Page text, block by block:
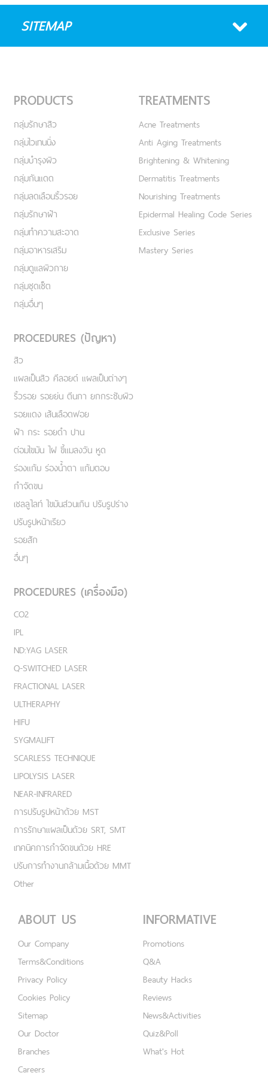
SITEMAP
PRODUCTS
กลุ่มรักษาสิว
กลุ่มไวเทนนิ่ง
กลุ่มบำรุงผิว
กลุ่มกันแดด
กลุ่มลดเลือนริ้วรอย
กลุ่มรักษาฝ้า
กลุ่มทำความสะอาด
กลุ่มอาหารเสริม
กลุ่มดูแลผิวกาย
กลุ่มชุดเซ็ต
กลุ่มอื่นๆ
TREATMENTS
Acne Treatments
Anti Aging Treatments
Brightening & Whitening
Dermatitis Treatments
Nourishing Treatments
Epidermal Healing Code Series
Exclusive Series
Mastery Series
PROCEDURES (ปัญหา)
สิว
แผลเป็นสิว คีลอยด์ แผลเป็นต่างๆ
ริ้วรอย รอยย่น ตีนกา ยกกระชับผิว
รอยแดง เส้นเลือดฟอย
ฝ้า กระ รอยดำ ปาน
ต่อมไขมัน ไฝ ขี้แมลงวัน หูด
ร่องแก้ม ร่องน้ำตา แก้มตอบ
กำจัดขน
เชลลูไลท์ ไขมันส่วนเกิน ปรับรูปร่าง
ปรับรูปหน้าเรียว
รอยสัก
อื่นๆ
PROCEDURES (เครื่องมือ)
CO2
IPL
ND:YAG LASER
Q-SWITCHED LASER
FRACTIONAL LASER
ULTHERAPHY
HIFU
SYGMALIFT
SCARLESS TECHNIQUE
LIPOLYSIS LASER
NEAR-INFRARED
การปรับรูปหน้าด้วย MST
การรักษาแผลเป็นด้วย SRT, SMT
เทคนิคการกำจัดขนด้วย HRE
ปรับการทำงานกล้ามเนื้อด้วย MMT
Other
ABOUT US
Our Company
Terms&Conditions
Privacy Policy
Cookies Policy
Sitemap
Our Doctor
Branches
Careers
INFORMATIVE
Promotions
Q&A
Beauty Hacks
Reviews
News&Activities
Quiz&Poll
What's Hot